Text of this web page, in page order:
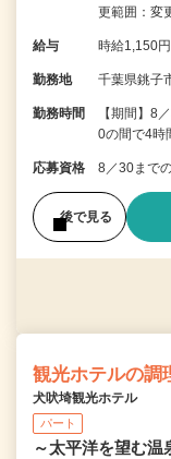
更範囲：変
給与 時給1,150
勤務地 千葉県銚子
勤務時間
【期間】8
0の間で4時
応募資格 8／30まで
後で見る
観光ホテルの調
犬吠埼観光ホテル
パート
～太平洋を望む温